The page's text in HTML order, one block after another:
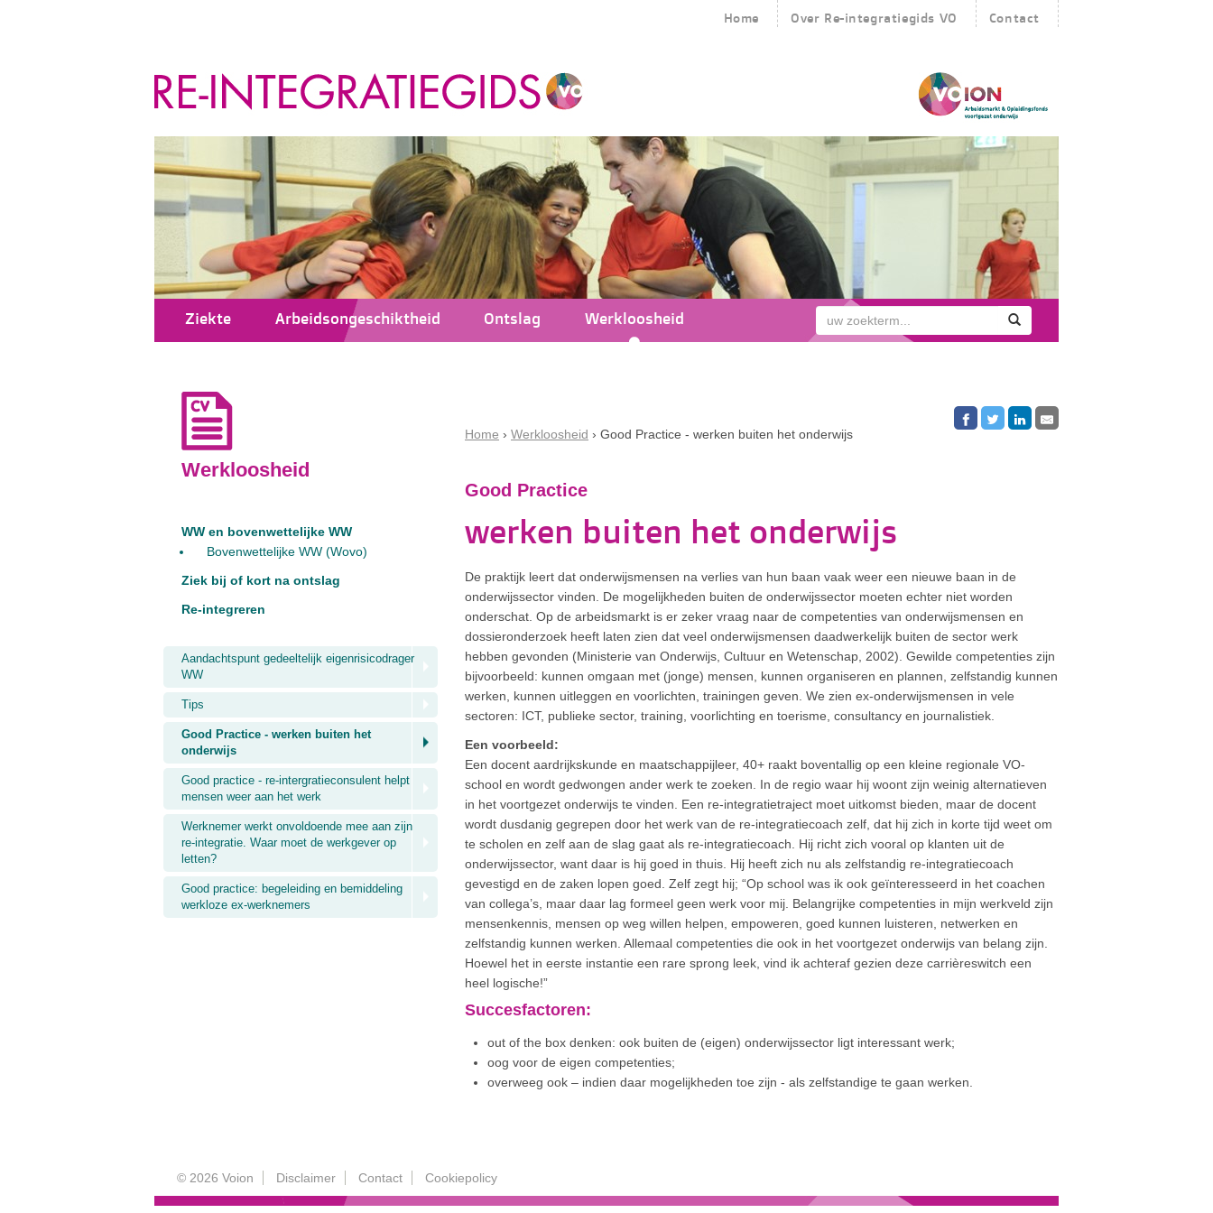
Home Over Re-integratiegids VO Contact
Ziekte Arbeidsongeschiktheid Ontslag Werkloosheid
Werkloosheid
WW en bovenwettelijke WW
Bovenwettelijke WW (Wovo)
Ziek bij of kort na ontslag
Re-integreren
Aandachtspunt gedeeltelijk eigenrisicodrager
WW
Tips
Good Practice - werken buiten het
onderwijs
Good practice - re-intergratieconsulent helpt
mensen weer aan het werk
Werknemer werkt onvoldoende mee aan zijn
re-integratie. Waar moet de werkgever op
letten?
Good practice: begeleiding en bemiddeling
werkloze ex-werknemers
Home Werkloosheid Good Practice - werken buiten het onderwijs
Good Practice
werken buiten het onderwijs
De praktijk leert dat onderwijsmensen na verlies van hun baan vaak weer een nieuwe baan in de
onderwijssector vinden. De mogelijkheden buiten de onderwijssector moeten echter niet worden
onderschat. Op de arbeidsmarkt is er zeker vraag naar de competenties van onderwijsmensen en
dossieronderzoek heeft laten zien dat veel onderwijsmensen daadwerkelijk buiten de sector werk
hebben gevonden (Ministerie van Onderwijs, Cultuur en Wetenschap, 2002). Gewilde competenties zijn
bijvoorbeeld: kunnen omgaan met (jonge) mensen, kunnen organiseren en plannen, zelfstandig kunnen
werken, kunnen uitleggen en voorlichten, trainingen geven. We zien ex-onderwijsmensen in vele
sectoren: ICT, publieke sector, training, voorlichting en toerisme, consultancy en journalistiek.
Een voorbeeld:
Een docent aardrijkskunde en maatschappijleer, 40+ raakt boventallig op een kleine regionale VO-
school en wordt gedwongen ander werk te zoeken. In de regio waar hij woont zijn weinig alternatieven
in het voortgezet onderwijs te vinden. Een re-integratietraject moet uitkomst bieden, maar de docent
wordt dusdanig gegrepen door het werk van de re-integratiecoach zelf, dat hij zich in korte tijd weet om
te scholen en zelf aan de slag gaat als re-integratiecoach. Hij richt zich vooral op klanten uit de
onderwijssector, want daar is hij goed in thuis. Hij heeft zich nu als zelfstandig re-integratiecoach
gevestigd en de zaken lopen goed. Zelf zegt hij; “Op school was ik ook geïnteresseerd in het coachen
van collega’s, maar daar lag formeel geen werk voor mij. Belangrijke competenties in mijn werkveld zijn
mensenkennis, mensen op weg willen helpen, empoweren, goed kunnen luisteren, netwerken en
zelfstandig kunnen werken. Allemaal competenties die ook in het voortgezet onderwijs van belang zijn.
Hoewel het in eerste instantie een rare sprong leek, vind ik achteraf gezien deze carrièreswitch een
heel logische!”
Succesfactoren:
out of the box denken: ook buiten de (eigen) onderwijssector ligt interessant werk;
oog voor de eigen competenties;
overweeg ook – indien daar mogelijkheden toe zijn - als zelfstandige te gaan werken.
© 2026 Voion Disclaimer Contact Cookiepolicy